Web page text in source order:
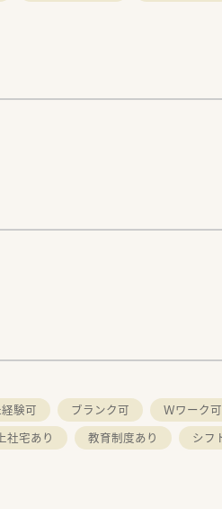
験可 ブランク可 Ｗワーク可
社宅あり 教育制度あり シフ